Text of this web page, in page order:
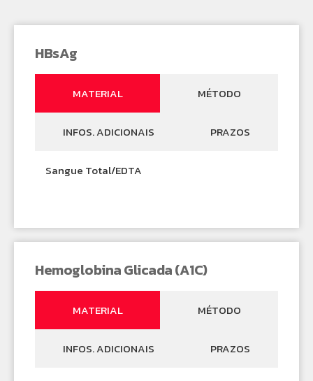
HBsAg
MATERIAL MÉTODO
INFOS. ADICIONAIS PRAZOS
Sangue Total/EDTA
Hemoglobina Glicada (A1C)
MATERIAL MÉTODO
INFOS. ADICIONAIS PRAZOS